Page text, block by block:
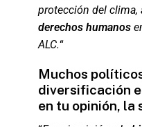
protección del clima,
derechos humanos
ALC.“
Muchos
diversificación
en tu opinión, la